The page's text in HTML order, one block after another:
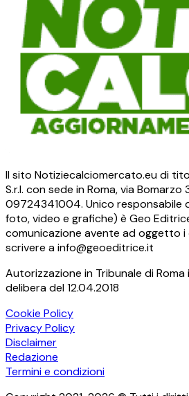
Il sito Notiziecalciomercato.eu di
S.r.l. con sede in Roma, via Bomarzo
09724341004. Unico responsabile
foto, video e grafiche) è Geo
comunicazione avente ad oggetto
scrivere a info@geoeditrice.it
Autorizzazione in Tribunale di
delibera del 12.04.2018
Cookie Policy
Privacy Policy
Disclaimer
Redazione
Termini e condizioni